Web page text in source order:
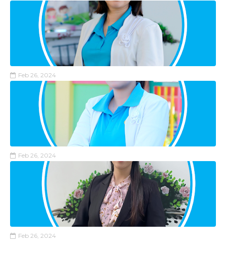
Feb 26, 2024
Feb 26, 2024
Feb 26, 2024